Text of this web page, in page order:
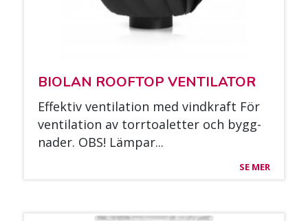
BIO­LAN ROOF­TOP VEN­TI­LA­TOR
Ef­fek­tiv ven­ti­la­tion med vind­kraft För
ven­ti­la­tion av torr­toa­let­ter och bygg­
na­der. OBS! Läm­par...
SE MER